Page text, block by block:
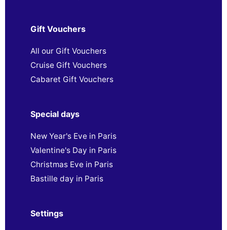
Gift Vouchers
All our Gift Vouchers
Cruise Gift Vouchers
Cabaret Gift Vouchers
Special days
New Year's Eve in Paris
Valentine's Day in Paris
Christmas Eve in Paris
Bastille day in Paris
Settings